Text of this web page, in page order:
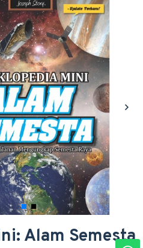
Alam Semesta